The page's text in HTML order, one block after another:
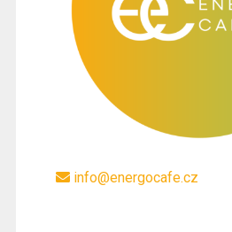
info@energocafe.cz